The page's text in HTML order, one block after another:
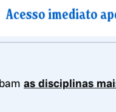
após
as disciplinas